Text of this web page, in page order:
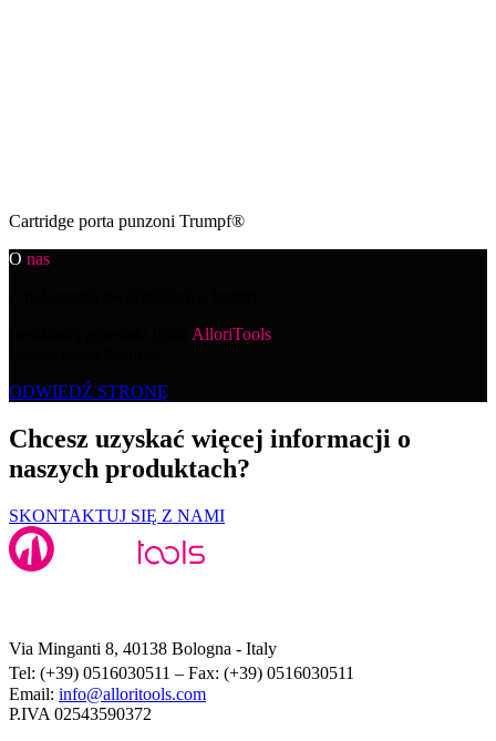
Cartridge porta punzoni Trumpf®
O nas
AlloriTools
ODWIEDŹ STRONĘ
Chcesz uzyskać więcej informacji o
naszych produktach?
SKONTAKTUJ SIĘ Z NAMI
Via Minganti 8, 40138 Bologna - Italy
Tel: (+39) 0516030511 – Fax: (+39) 0516030511
Email: info@alloritools.com
P.IVA 02543590372